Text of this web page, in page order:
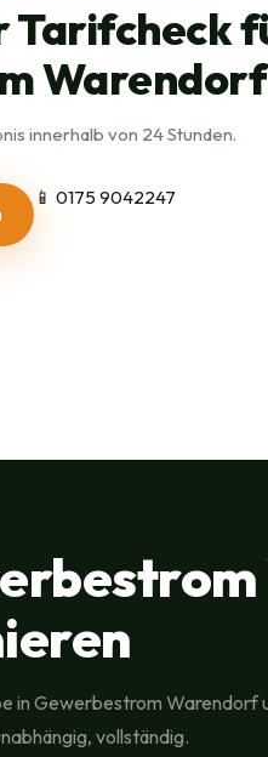
Tarifcheck
Warendorf
innerhalb von 24 Stunden.
📱 0175 9042247
in Gewerbestrom Warendorf
vollständig.